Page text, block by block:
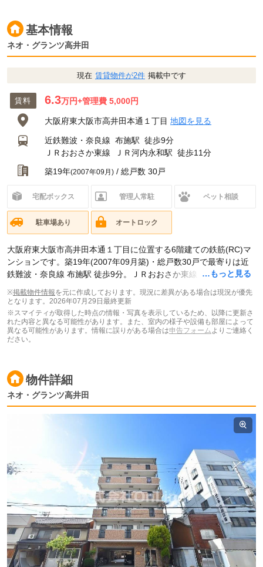
基本情報
ネオ・グランツ高井田
現在 賃貸物件が2件 掲載中です
賃料 6.3万円+管理費 5,000円
大阪府東大阪市高井田本通１丁目 地図を見る
近鉄難波・奈良線 布施駅 徒歩9分
ＪＲおおさか東線
ＪＲ河内永和駅 徒歩11分
築19年(2007年09月) / 総戸数 30戸
宅配ボックス 管理人常駐 ペット相談
駐車場あり オートロック
…もっと見る
大阪府東大阪市高井田本通１丁目に位置する6階建ての鉄筋(RC)マ
ンションです。築19年(2007年09月築)・総戸数30戸で最寄りは近
鉄難波・奈良線 布施駅 徒歩9分。ＪＲおおさか東線 ＪＲ河内永和
載されています。
※掲載物件情報を元に作成しております。現況に差異がある場合は現況が優先
となります。 2026年07月29日最終更新
※スマイティが取得した時点の情報・写真を表示しているため、以降に更新さ
れた内容と異なる可能性があります。また、室内の様子や設備も部屋によって
異なる可能性があります。情報に誤りがある場合は申告フォーム よりご連絡く
ださい。
物件詳細
ネオ・グランツ高井田